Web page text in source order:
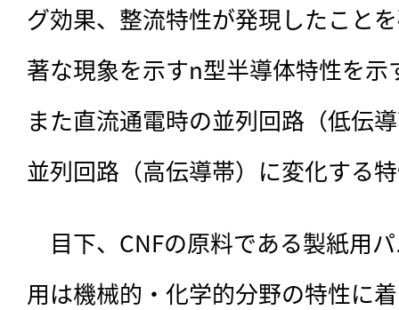
グ効果、整流特性が発現したこと
著な現象を示すn型半導体特性を
また直流通電時の並列回路（低伝
並列回路（高伝導帯）に変化する
目下、CNFの原料である製紙用
用は機械的・化学的分野の特性に